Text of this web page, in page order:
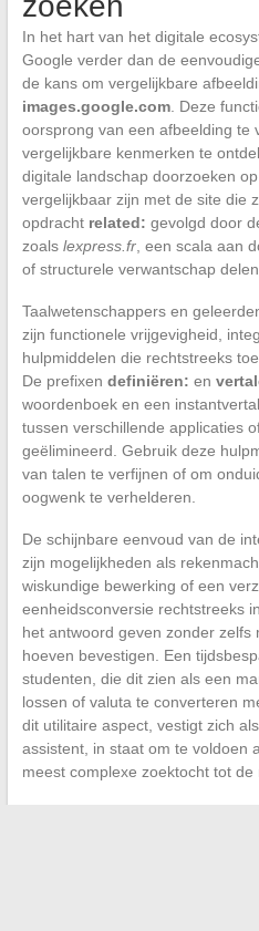
In het hart van het digitale
Google verder dan de
de kans om vergelijkbare
images.google.com. Deze
oorsprong van een afbeelding te
vergelijkbare kenmerken te
digitale landschap doorzoeken
vergelijkbaar zijn met de site die
opdracht related: gevolgd door
zoals lexpress.fr, een scala aan
of structurele verwantschap
Taalwetenschappers en
zijn functionele vrijgevigheid,
hulpmiddelen die rechtstreeks
De prefixen definiëren: en
woordenboek en een
tussen verschillende applicaties
geëlimineerd. Gebruik deze
van talen te verfijnen of om
oogwenk te verhelderen.
De schijnbare eenvoud van de
zijn mogelijkheden als
wiskundige bewerking of een
eenheidsconversie rechtstreeks
het antwoord geven zonder zelfs
hoeven bevestigen. Een
studenten, die dit zien als een
lossen of valuta te converteren
dit utilitaire aspect, vestigt zich
assistent, in staat om te voldoen
meest complexe zoektocht tot